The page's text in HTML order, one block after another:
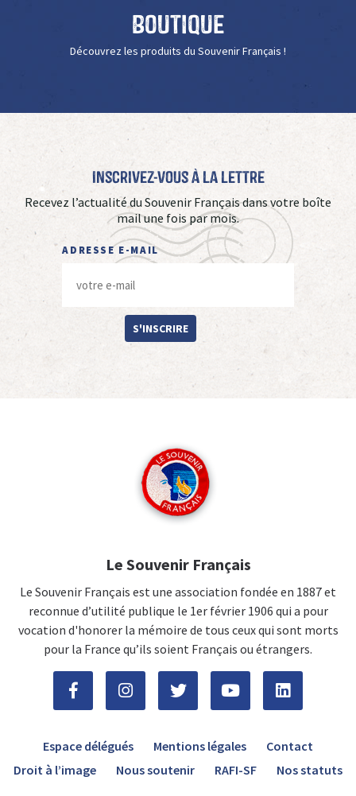
Boutique
Découvrez les produits du Souvenir Français !
Inscrivez-vous à La Lettre
Recevez l’actualité du Souvenir Français dans votre boîte
mail une fois par mois.
ADRESSE E-MAIL
S'INSCRIRE
Le Souvenir Français
Le Souvenir Français est une association fondée en 1887 et
reconnue d’utilité publique le 1er février 1906 qui a pour
vocation d'honorer la mémoire de tous ceux qui sont morts
pour la France qu’ils soient Français ou étrangers.
Espace délégués Mentions légales
Contact
Droit à l’image
Nous soutenir RAFI-SF Nos statuts